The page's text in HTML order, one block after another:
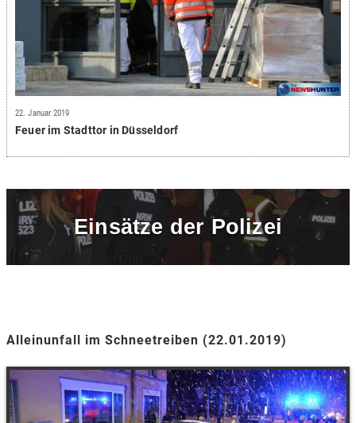
22. Januar 2019
Feuer im Stadttor in Düsseldorf
Einsätze der Polizei
Alleinunfall im Schneetreiben (22.01.2019)